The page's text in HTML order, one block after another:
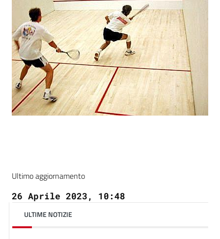
Ultimo aggiornamento
26 Aprile 2023, 10:48
ULTIME NOTIZIE